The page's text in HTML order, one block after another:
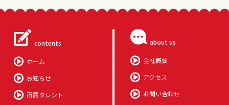
contents
ホーム
お知らせ
所属タレント
about us
会社概要
アクセス
お問い合わせ